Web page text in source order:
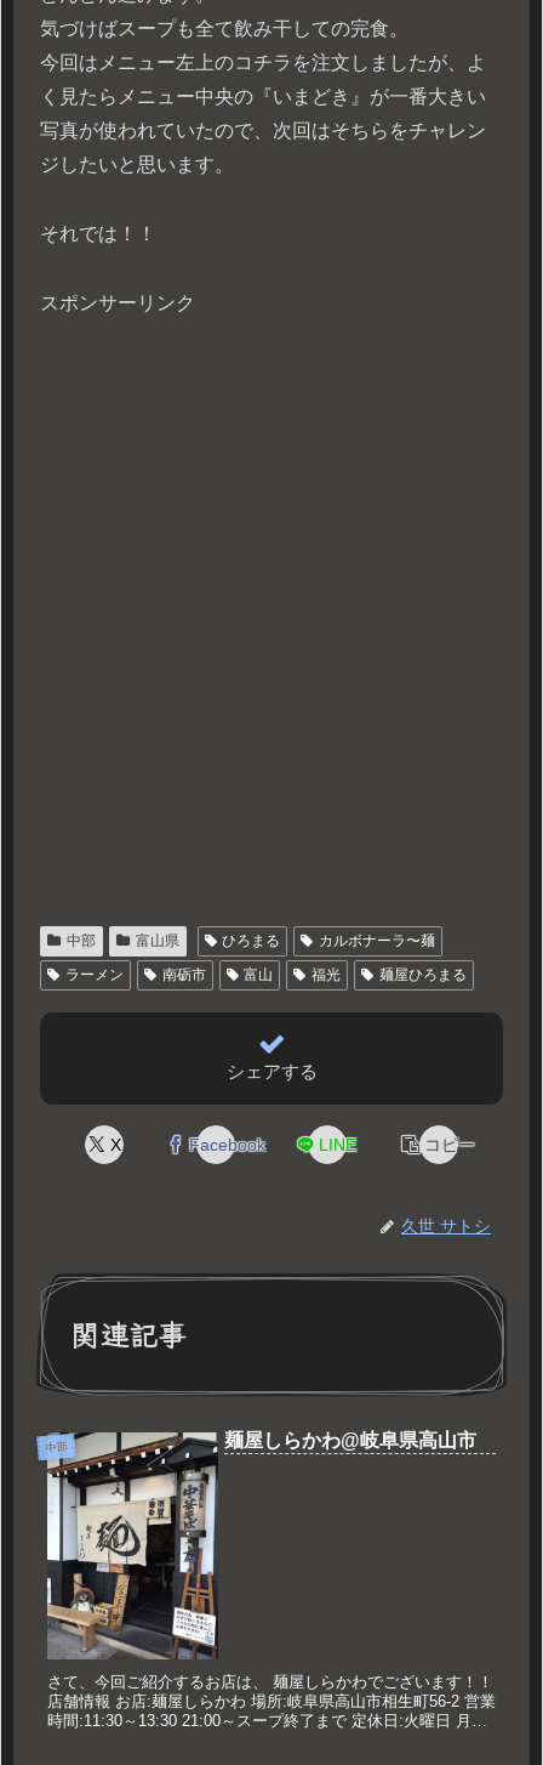
気づけばスープも全て飲み干しての完食。
今回はメニュー左上のコチラを注文しましたが、よ
く見たらメニュー中央の『いまどき』が一番大きい
写真が使われていたので、次回はそちらをチャレン
ジしたいと思います。
それでは！！
スポンサーリンク
中部 富山県 ひろまる
カルボナーラ〜麺
ラーメン
南砺市 富山 福光 麺屋ひろまる
シェアする
X Facebook LINE コピー
久世 サトシ
関連記事
中部 麺屋しらかわ@岐阜県高山市
さて、今回ご紹介するお店は、 麺屋しらかわでございます！！
店舗情報 お店:麺屋しらかわ 場所:岐阜県高山市相生町56-2 営業
時間:11:30～13:30 21:00～スープ終了まで 定休日:火曜日 月夜